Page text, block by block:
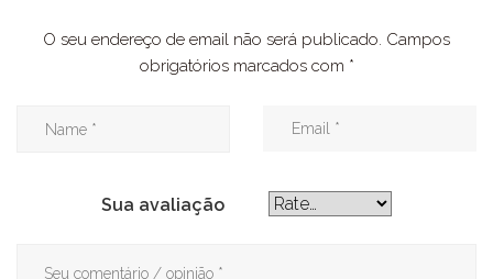
O seu endereço de email não será publicado. Campos
obrigatórios marcados com *
Sua avaliação